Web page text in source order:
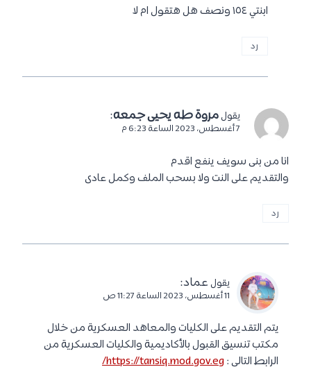
ابنتي ١٥٤ ونصف هل هتقول ام لا
رد
يقول مروة طه يحيى جمعه:
7 أغسطس، 2023 الساعة 6:23 م
انا من بنى سويف ينفع اقدم
والتقديم على النت ولا بسحب الملف وكمل عادى
رد
يقول عماد:
11 أغسطس، 2023 الساعة 11:27 ص
يتم التقديم على الكليات والمعاهد العسكرية من خلال
مكتب تنسيق القبول بالأكاديمية والكليات العسكرية من
الرابط التالي :https://tansiq.mod.gov.eg/